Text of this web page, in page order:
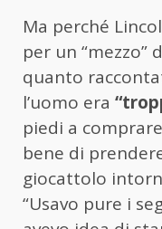
Ma perché
per un “mezzo”
quanto
l’uomo era
piedi a
bene di
giocattolo
“Usavo pure i